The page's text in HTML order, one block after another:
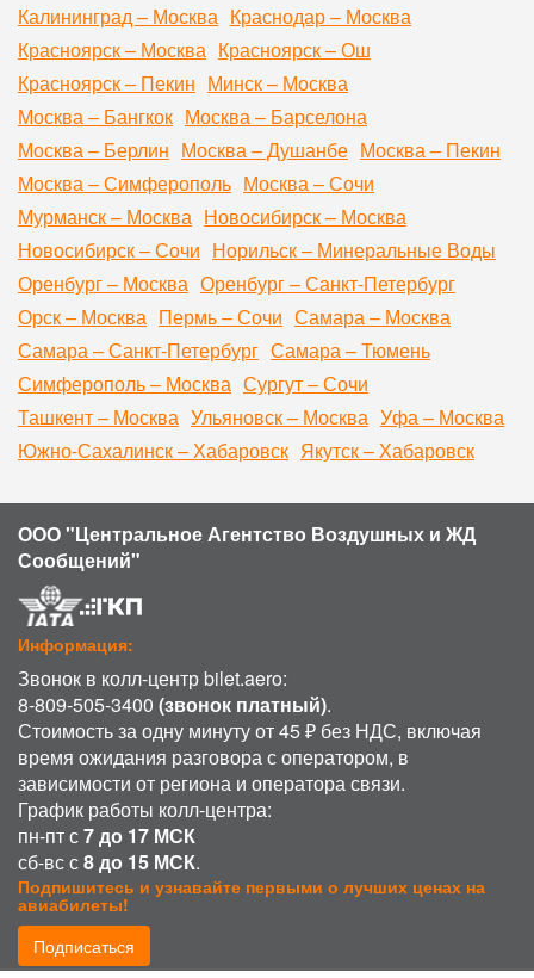
Калининград – Москва Краснодар – Москва
Красноярск – Москва Красноярск – Ош
Красноярск – Пекин Минск – Москва
Москва – Бангкок Москва – Барселона
Москва – Берлин Москва – Душанбе Москва – Пекин
Москва – Симферополь Москва – Сочи
Мурманск – Москва Новосибирск – Москва
Новосибирск – Сочи Норильск – Минеральные Воды
Оренбург – Москва Оренбург – Санкт-Петербург
Орск – Москва Пермь – Сочи Самара – Москва
Самара – Санкт-Петербург Самара – Тюмень
Симферополь – Москва Сургут – Сочи
Ташкент – Москва Ульяновск – Москва Уфа – Москва
Южно-Сахалинск – Хабаровск Якутск – Хабаровск
ООО "Центральное Агентство Воздушных и ЖД
Сообщений"
Информация:
Звонок в колл-центр bilet.aero:
8-809-505-3400 (звонок платный).
Стоимость за одну минуту от 45 ₽ без НДС, включая
время ожидания разговора с оператором, в
зависимости от региона и оператора связи.
График работы колл-центра:
пн-пт с7 до 17 МСК
сб-вс с8 до 15 МСК.
Подпишитесь и узнавайте первыми о лучших ценах на
авиабилеты!
Подписаться